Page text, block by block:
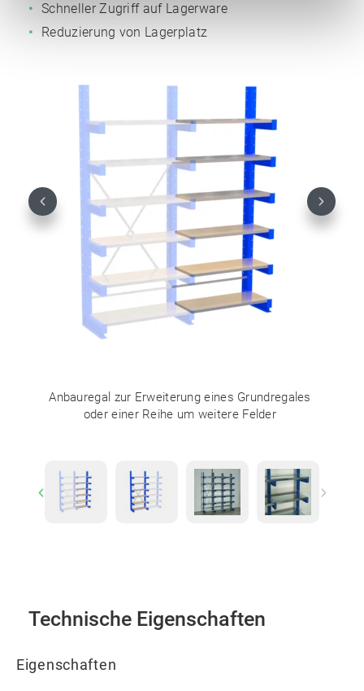
Schneller Zugriff auf Lagerware
Reduzierung von Lagerplatz
Anbauregal zur Erweiterung eines Grundregales
oder einer Reihe um weitere Felder
Previous Next
Previous Next
Technische Eigenschaften
Eigenschaften